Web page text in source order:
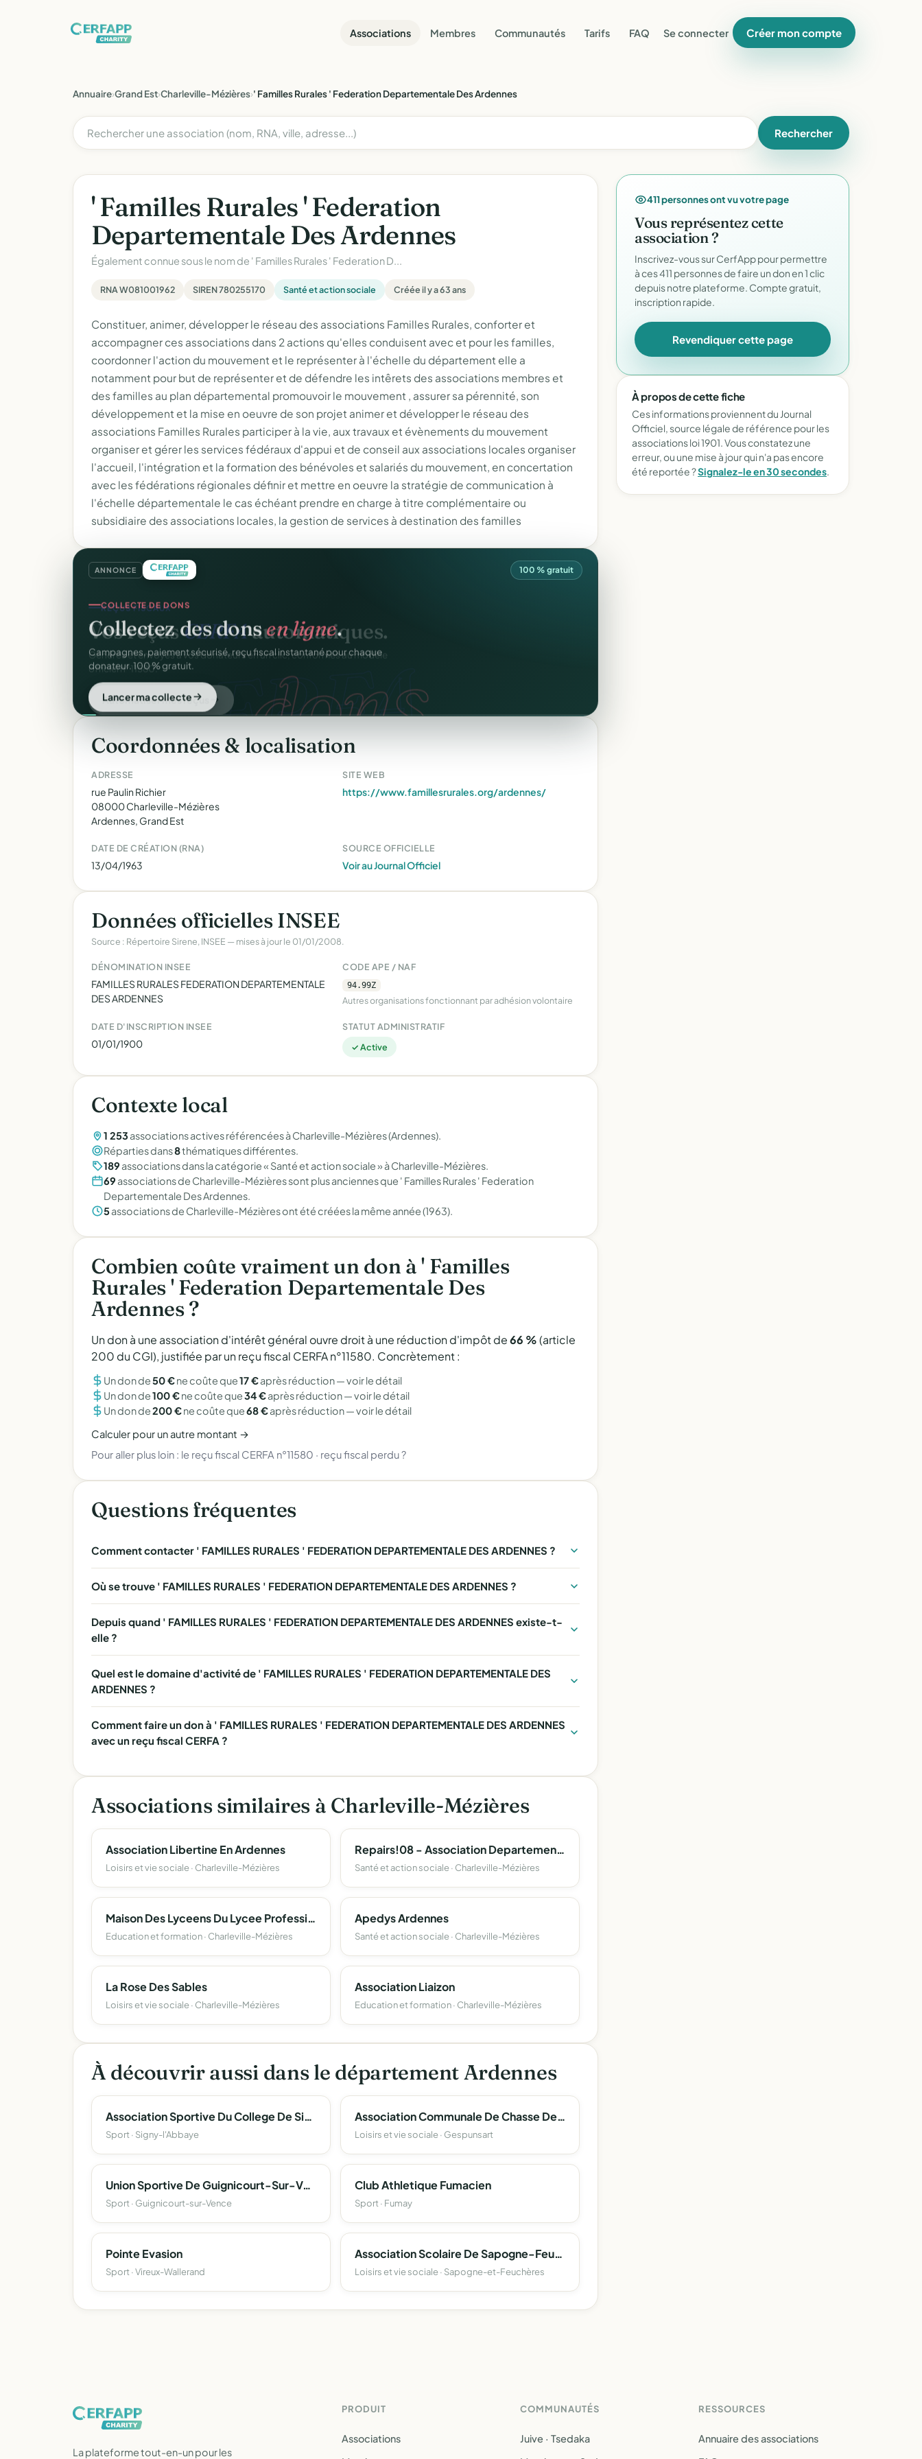
Associations Membres Communautés Tarifs FAQ Se connecter Créer mon compte
Annuaire›Grand Est›Charleville-Mézières›' Familles Rurales ' Federation Departementale Des Ardennes
Rechercher
' Familles Rurales ' Federation
Departementale Des Ardennes
Également connue sous le nom de ' Familles Rurales ' Federation D...
RNA W081001962 SIREN 780255170 Santé et action sociale Créée il y a 63 ans
Constituer, animer, développer le réseau des associations Familles Rurales, conforter et
accompagner ces associations dans 2 actions qu'elles conduisent avec et pour les familles,
coordonner l'action du mouvement et le représenter à l'échelle du département elle a
notamment pour but de représenter et de défendre les intêrets des associations membres et
des familles au plan départemental promouvoir le mouvement , assurer sa pérennité, son
développement et la mise en oeuvre de son projet animer et développer le réseau des
associations Familles Rurales participer à la vie, aux travaux et évènements du mouvement
organiser et gérer les services fédéraux d'appui et de conseil aux associations locales organiser
l'accueil, l'intégration et la formation des bénévoles et salariés du mouvement, en concertation
avec les fédérations régionales définir et mettre en oeuvre la stratégie de communication à
l'échelle départementale le cas échéant prendre en charge à titre complémentaire ou
subsidiaire des associations locales, la gestion de services à destination des familles
ANNONCE 100 % gratuit
dons.
COLLECTE DE DONS
Collectez des donsen ligne.
Campagnes, paiement sécurisé, reçu fiscal instantané pour chaque
donateur. 100 % gratuit.
Lancer ma collecte
Coordonnées & localisation
ADRESSE
rue Paulin Richier
08000 Charleville-Mézières
Ardennes, Grand Est
SITE WEB
https://www.famillesrurales.org/ardennes/
DATE DE CRÉATION (RNA)
13/04/1963
SOURCE OFFICIELLE
Voir au Journal Officiel
Données officielles INSEE
Source : Répertoire Sirene, INSEE — mises à jour le 01/01/2008.
DÉNOMINATION INSEE
FAMILLES RURALES FEDERATION DEPARTEMENTALE
DES ARDENNES
CODE APE / NAF
94.99Z
Autres organisations fonctionnant par adhésion volontaire
DATE D'INSCRIPTION INSEE
01/01/1900
STATUT ADMINISTRATIF
✓ Active
Contexte local
1 253associations actives référencées à Charleville-Mézières (Ardennes).
Réparties dans8thématiques différentes.
189 associations dans la catégorie « Santé et action sociale » à Charleville-Mézières.
69 associations de Charleville-Mézières sont plus anciennes que ' Familles Rurales ' Federation
Departementale Des Ardennes.
5associations de Charleville-Mézières ont été créées la même année (1963).
Combien coûte vraiment un don à ' Familles
Rurales ' Federation Departementale Des
Ardennes ?
Un don à une association d'intérêt général ouvre droit à une réduction d'impôt de66 %(article
200 du CGI), justifiée par un reçu fiscal CERFA n°11580. Concrètement :
Un don de50 €ne coûte que17 €après réduction —voir le détail
Un don de100 €ne coûte que34 €après réduction —voir le détail
Un don de200 €ne coûte que68 €après réduction —voir le détail
Calculer pour un autre montant →
Pour aller plus loin : le reçu fiscal CERFA n°11580 · reçu fiscal perdu ?
Questions fréquentes
Comment contacter ' FAMILLES RURALES ' FEDERATION DEPARTEMENTALE DES ARDENNES ?
Où se trouve ' FAMILLES RURALES ' FEDERATION DEPARTEMENTALE DES ARDENNES ?
Depuis quand ' FAMILLES RURALES ' FEDERATION DEPARTEMENTALE DES ARDENNES existe-t-
elle ?
Quel est le domaine d'activité de ' FAMILLES RURALES ' FEDERATION DEPARTEMENTALE DES
ARDENNES ?
Comment faire un don à ' FAMILLES RURALES ' FEDERATION DEPARTEMENTALE DES ARDENNES
avec un reçu fiscal CERFA ?
Associations similaires à Charleville-Mézières
Association Libertine En Ardennes
Loisirs et vie sociale · Charleville-Mézières
Repairs!08 - Association Departementale D'entraide Des Personnes Accueillies En Protection De L'enfance Des Ardennes
Santé et action sociale · Charleville-Mézières
Maison Des Lyceens Du Lycee Professionnel Simone Veil
Education et formation · Charleville-Mézières
Apedys Ardennes
Santé et action sociale · Charleville-Mézières
La Rose Des Sables
Loisirs et vie sociale · Charleville-Mézières
Association Liaizon
Education et formation · Charleville-Mézières
À découvrir aussi dans le département Ardennes
Association Sportive Du College De Signy-L'abbaye
Sport · Signy-l'Abbaye
Association Communale De Chasse De Gespunsart, La Plaine
Loisirs et vie sociale · Gespunsart
Union Sportive De Guignicourt-Sur-Vence
Sport · Guignicourt-sur-Vence
Club Athletique Fumacien
Sport · Fumay
Pointe Evasion
Sport · Vireux-Wallerand
Association Scolaire De Sapogne-Feucheres
Loisirs et vie sociale · Sapogne-et-Feuchères
411 personnes ont vu votre page
Vous représentez cette
association ?
Inscrivez-vous sur CerfApp pour permettre
à ces 411 personnes de faire un don en 1 clic
depuis notre plateforme. Compte gratuit,
inscription rapide.
Revendiquer cette page
À propos de cette fiche
Ces informations proviennent du Journal
Officiel, source légale de référence pour les
associations loi 1901. Vous constatez une
erreur, ou une mise à jour qui n'a pas encore
été reportée ?Signalez-le en 30 secondes.
La plateforme tout-en-un pour les
PRODUIT
Associations
COMMUNAUTÉS
Juive · Tsedaka
RESSOURCES
Annuaire des associations